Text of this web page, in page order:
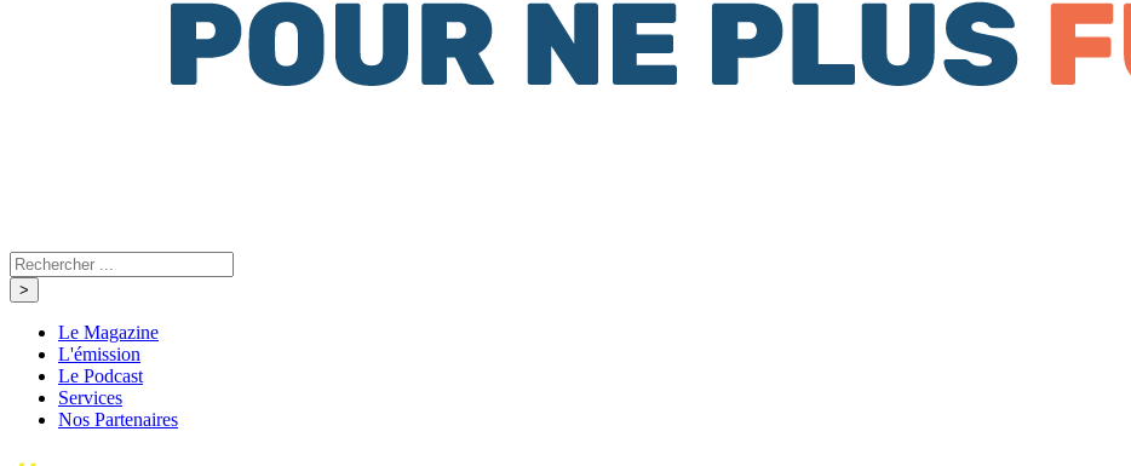
Le Magazine
L'émission
Le Podcast
Services
Nos Partenaires